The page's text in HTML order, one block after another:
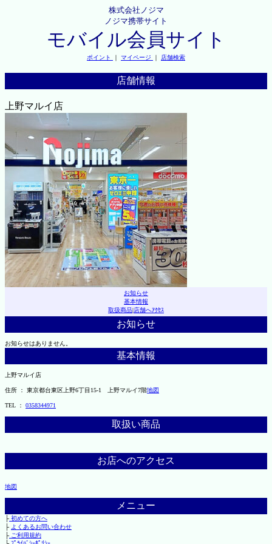
株式会社ノジマ
ノジマ携帯サイト
モバイル会員サイト
ポイント ｜ マイページ ｜ 店舗検索
店舗情報
上野マルイ店
お知らせ
基本情報
取扱商品|店舗へｱｸｾｽ
お知らせ
お知らせはありません。
基本情報
上野マルイ店
住所 ： 東京都台東区上野6丁目15-1 上野マルイ7階地図
TEL ： 0358344971
取扱い商品
お店へのアクセス
地図
メニュー
├初めての方へ
├ よくあるお問い合わせ
├ご利用規約